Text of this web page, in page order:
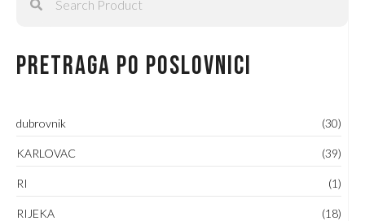
Pretraga po poslovnici
dubrovnik (30)
KARLOVAC (39)
RI (1)
RIJEKA (18)